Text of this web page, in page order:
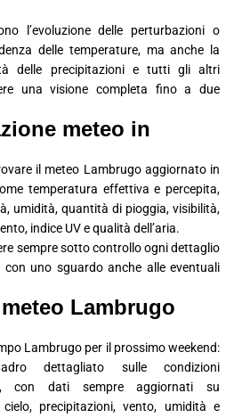
l’evoluzione delle perturbazioni o
delle temperature, ma anche la
delle precipitazioni e tutti gli altri
una visione completa fino a due
meteo in
il meteo Lambrugo aggiornato in
temperatura effettiva e percepita,
umidità, quantità di pioggia, visibilità,
indice UV e qualità dell’aria.
sempre sotto controllo ogni dettaglio
uno sguardo anche alle eventuali
Lambrugo
Lambrugo per il prossimo weekend:
dettagliato sulle condizioni
con dati sempre aggiornati su
precipitazioni, vento, umidità e